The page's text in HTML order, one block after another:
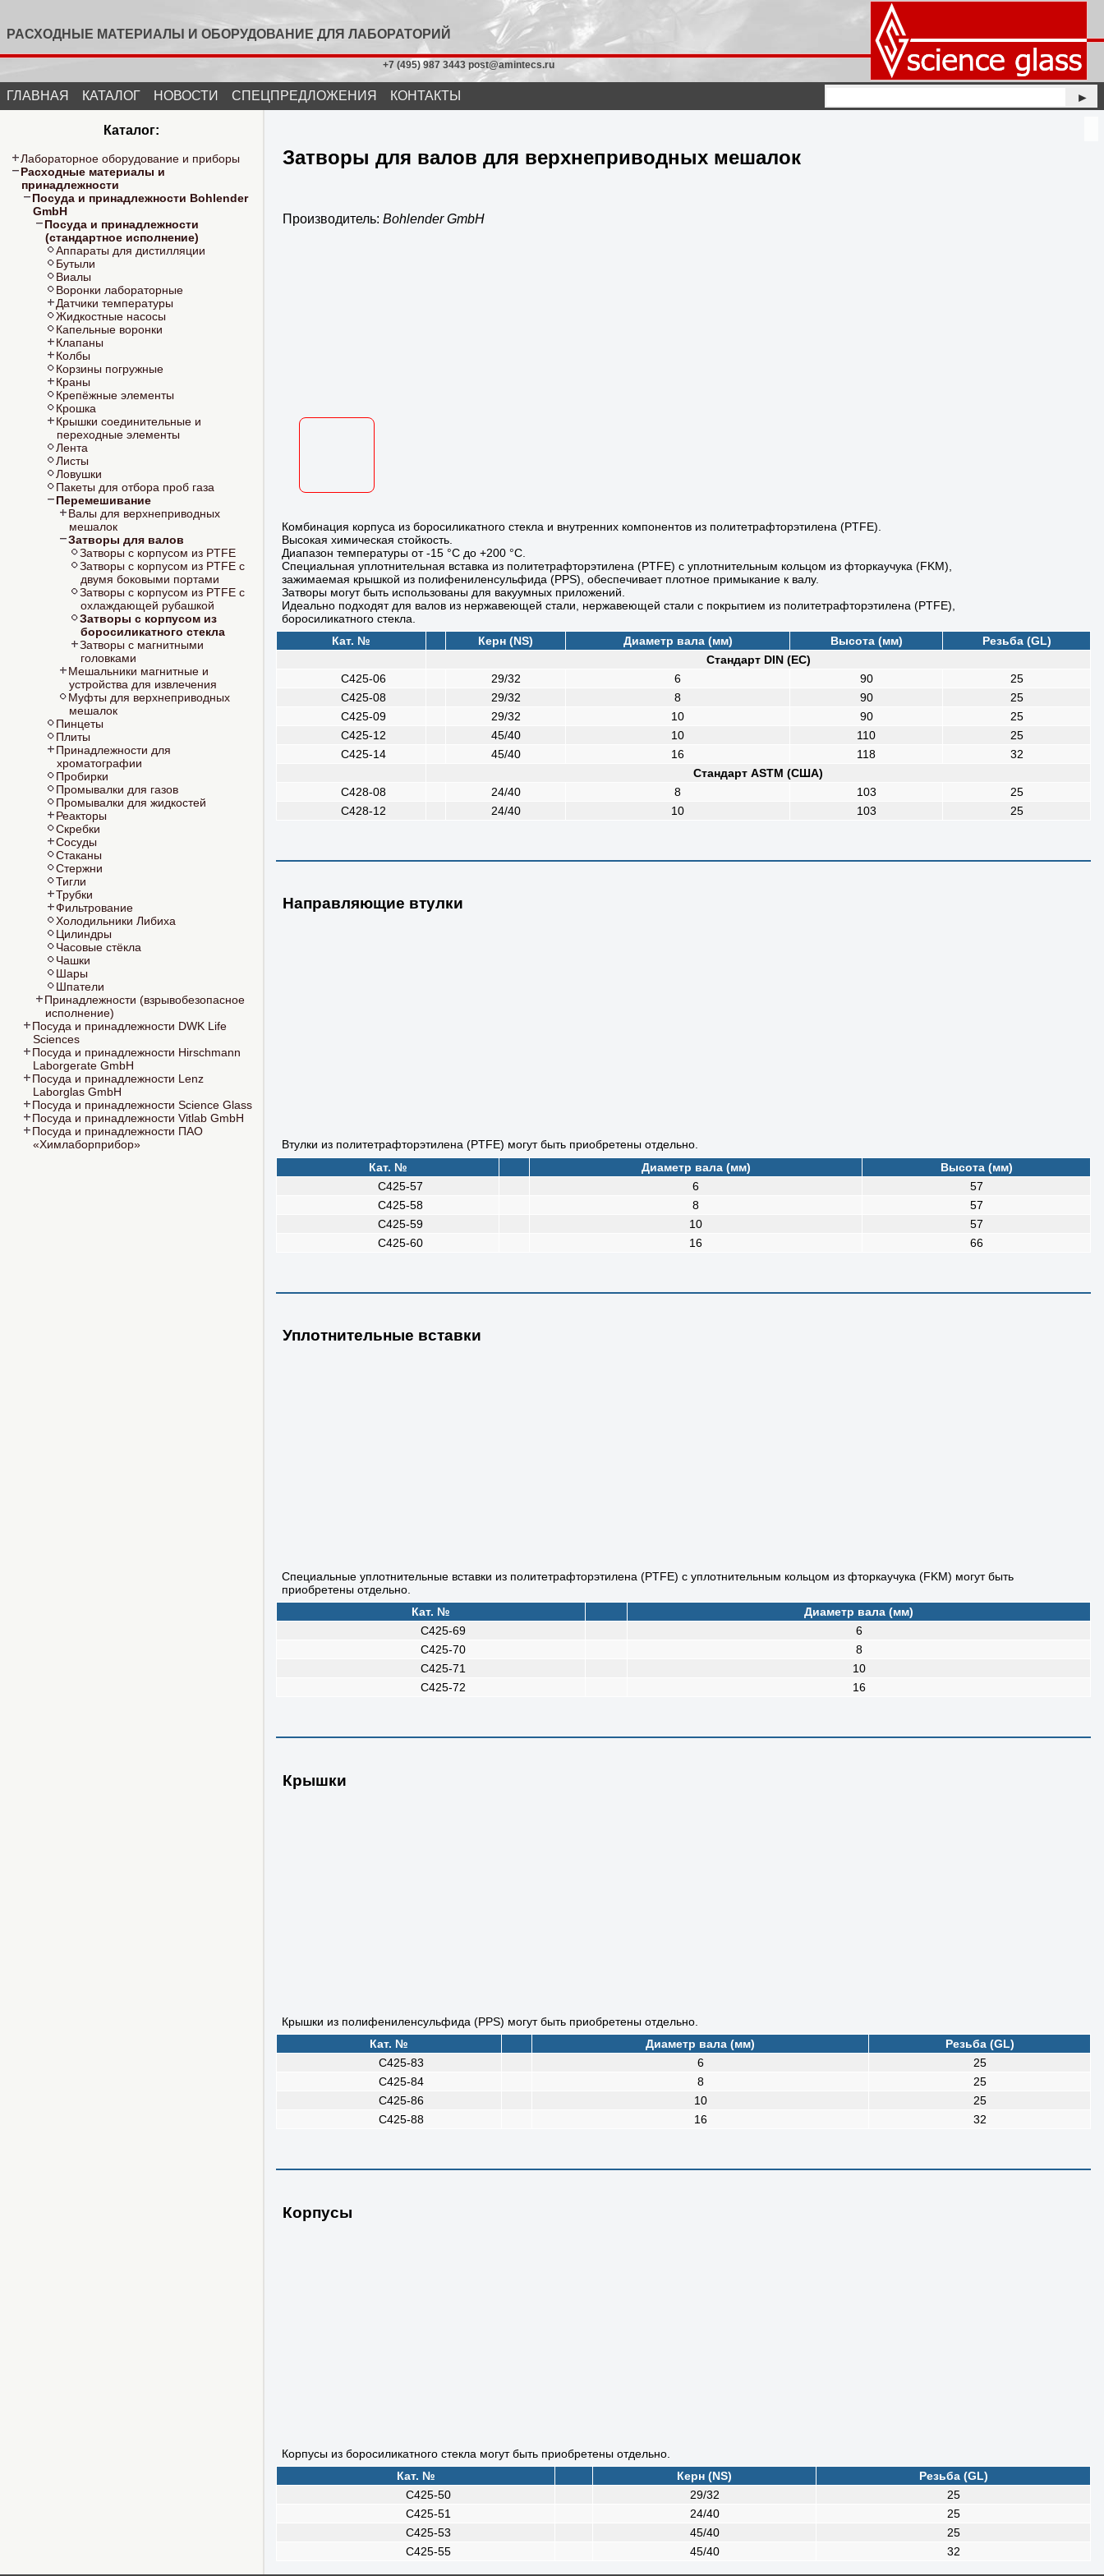
РАСХОДНЫЕ МАТЕРИАЛЫ И ОБОРУДОВАНИЕ ДЛЯ ЛАБОРАТОРИЙ
+7 (495) 987 3443 post@amintecs.ru
►
ГЛАВНАЯ КАТАЛОГ НОВОСТИ СПЕЦПРЕДЛОЖЕНИЯ КОНТАКТЫ
Каталог:
Лабораторное оборудование и приборы
Расходные материалы и
принадлежности
Посуда и принадлежности Bohlender
GmbH
Посуда и принадлежности
(стандартное исполнение)
Аппараты для дистилляции
Бутыли
Виалы
Воронки лабораторные
Датчики температуры
Жидкостные насосы
Капельные воронки
Клапаны
Колбы
Корзины погружные
Краны
Крепёжные элементы
Крошка
Крышки соединительные и
переходные элементы
Лента
Листы
Ловушки
Пакеты для отбора проб газа
Перемешивание
Валы для верхнеприводных
мешалок
Затворы для валов
Затворы с корпусом из PTFE
Затворы с корпусом из PTFE с
двумя боковыми портами
Затворы с корпусом из PTFE с
охлаждающей рубашкой
Затворы с корпусом из
боросиликатного стекла
Затворы с магнитными
головками
Мешальники магнитные и
устройства для извлечения
Муфты для верхнеприводных
мешалок
Пинцеты
Плиты
Принадлежности для
хроматографии
Пробирки
Промывалки для газов
Промывалки для жидкостей
Реакторы
Скребки
Сосуды
Стаканы
Стержни
Тигли
Трубки
Фильтрование
Холодильники Либиха
Цилиндры
Часовые стёкла
Чашки
Шары
Шпатели
Принадлежности (взрывобезопасное
исполнение)
Посуда и принадлежности DWK Life
Sciences
Посуда и принадлежности Hirschmann
Laborgerate GmbH
Посуда и принадлежности Lenz
Laborglas GmbH
Посуда и принадлежности Science Glass
Посуда и принадлежности Vitlab GmbH
Посуда и принадлежности ПАО
«Химлаборприбор»
Затворы для валов для верхнеприводных мешалок
Производитель: Bohlender GmbH
Комбинация корпуса из боросиликатного стекла и внутренних компонентов из политетрафторэтилена (PTFE).
Высокая химическая стойкость.
Диапазон температуры от -15 °C до +200 °C.
Специальная уплотнительная вставка из политетрафторэтилена (PTFE) с уплотнительным кольцом из фторкаучука (FKM),
зажимаемая крышкой из полифениленсульфида (PPS), обеспечивает плотное примыкание к валу.
Затворы могут быть использованы для вакуумных приложений.
Идеально подходят для валов из нержавеющей стали, нержавеющей стали с покрытием из политетрафторэтилена (PTFE),
боросиликатного стекла.
Кат. №
Керн (NS) Диаметр вала (мм) Высота (мм)
Резьба (GL)
Стандарт DIN (ЕС)
C425-06
29/32 6 90
25
C425-08
29/32 8 90
25
C425-09
29/32 10 90
25
C425-12
45/40 10 110
25
C425-14
45/40 16 118
32
Стандарт ASTM (США)
C428-08
24/40 8 103
25
C428-12
24/40 10 103 25
Направляющие втулки
Втулки из политетрафторэтилена (PTFE) могут быть приобретены отдельно.
Кат. №
Диаметр вала (мм)
Высота (мм)
C425-57
6
57
C425-58
8
57
C425-59
10
57
C425-60
16 66
Уплотнительные вставки
Специальные уплотнительные вставки из политетрафторэтилена (PTFE) с уплотнительным кольцом из фторкаучука (FKM) могут быть
приобретены отдельно.
Кат. №
Диаметр вала (мм)
C425-69
6
C425-70
8
C425-71
10
C425-72
16
Крышки
Крышки из полифениленсульфида (PPS) могут быть приобретены отдельно.
Кат. №
Диаметр вала (мм)
Резьба (GL)
C425-83
6
25
C425-84
8
25
C425-86
10
25
C425-88
16 32
Корпусы
Корпусы из боросиликатного стекла могут быть приобретены отдельно.
Кат. №
Керн (NS)
Резьба (GL)
C425-50
29/32
25
C425-51
24/40
25
C425-53
45/40
25
C425-55
45/40 32